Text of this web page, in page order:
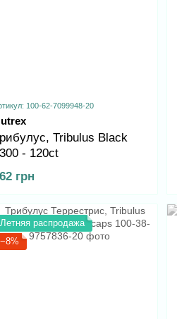
100-62-7099948-20
Tribulus Black
- 120ct
грн
Летняя распродажа
−8%